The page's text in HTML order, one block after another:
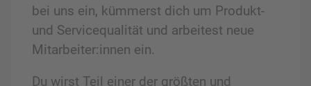
bei uns ein, kümmerst dich um Produkt-
und Servicequalität und arbeitest neue
Mitarbeiter:innen ein.
Du wirst Teil einer der größten und